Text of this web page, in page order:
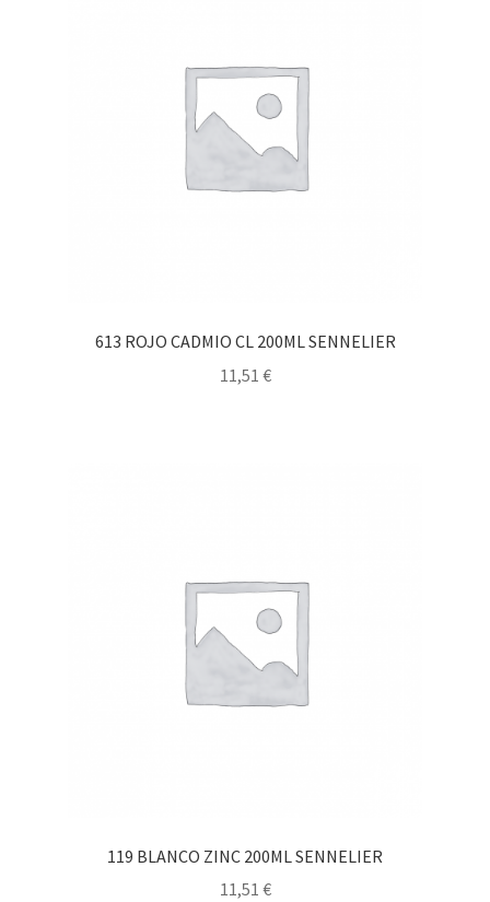
613 ROJO CADMIO CL 200ML SENNELIER
11,51 €
119 BLANCO ZINC 200ML SENNELIER
11,51 €